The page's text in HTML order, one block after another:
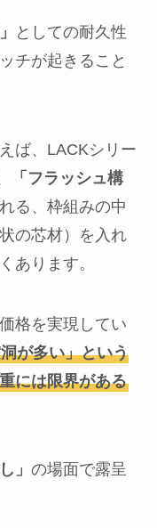
としての耐久性
チが起きること
ば、LACKシリー
「フラッシュ構
る、枠組みの中
の芯材）を入れ
あります。
格を実現してい
が多い」という
には限界がある
」 の場面で露呈